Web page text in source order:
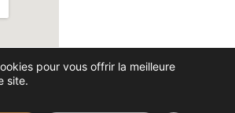
pour vous offrir la meilleure
site.